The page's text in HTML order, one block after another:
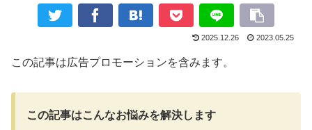
2025.12.26 2023.05.25
この記事は広告プロモーションを含みます。
この記事はこんなお悩みを解決します